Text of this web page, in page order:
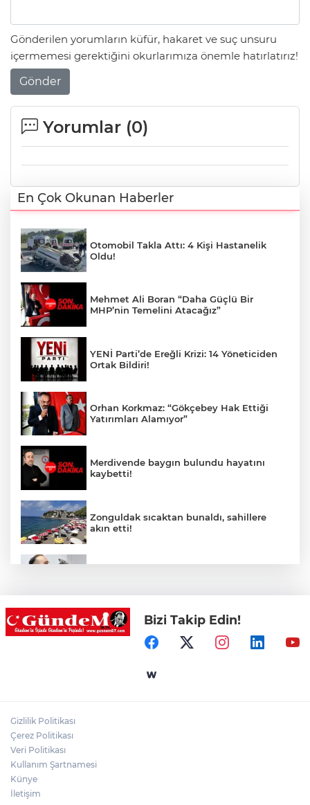
Gönderilen yorumların küfür, hakaret ve suç unsuru
içermemesi gerektiğini okurlarımıza önemle hatırlatırız!
Gönder
Yorumlar (0)
En Çok Okunan Haberler
Otomobil Takla Attı: 4 Kişi Hastanelik
Oldu!
Mehmet Ali Boran “Daha Güçlü Bir
MHP’nin Temelini Atacağız”
YENİ Parti’de Ereğli Krizi: 14 Yöneticiden
Ortak Bildiri!
Orhan Korkmaz: “Gökçebey Hak Ettiği
Yatırımları Alamıyor”
Merdivende baygın bulundu hayatını
kaybetti!
Zonguldak sıcaktan bunaldı, sahillere
akın etti!
Nafia Kayabaş hayatını kaybetti!
Zonguldak’ta aranan 67 yaşındaki adam
Bizi Takip Edin!
Gizlilik Politikası
Çerez Politikası
Veri Politikası
Kullanım Şartnamesi
Künye
İletişim